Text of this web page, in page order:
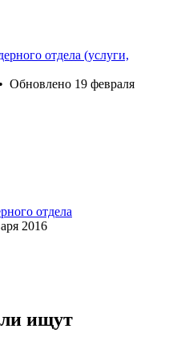
отдела (услуги,
• Обновлено 19 февраля
отдела
2016
ищут